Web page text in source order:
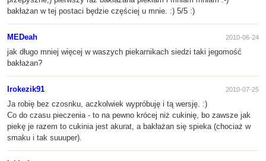
bakłażan w tej postaci będzie częściej u mnie. :) 5/5 :)
MEDeah 2010-06-24
jak długo mniej więcej w waszych piekarnikach siedzi taki jegomość
bakłażan?
Irokezik91 2010-07-25
Ja robię bez czosnku, aczkolwiek wypróbuję i tą wersję. :)
Co do czasu pieczenia - to na pewno krócej niż cukinię, bo zawsze jak
piekę je razem to cukinia jest akurat, a bakłażan się spieka (chociaż w
smaku i tak suuuper).